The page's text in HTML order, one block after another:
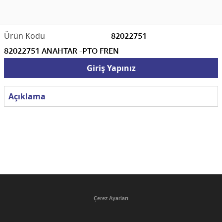
82022751
82022751 ANAHTAR -PTO FREN
Giriş Yapınız
Açıklama
Çerez Ayarları